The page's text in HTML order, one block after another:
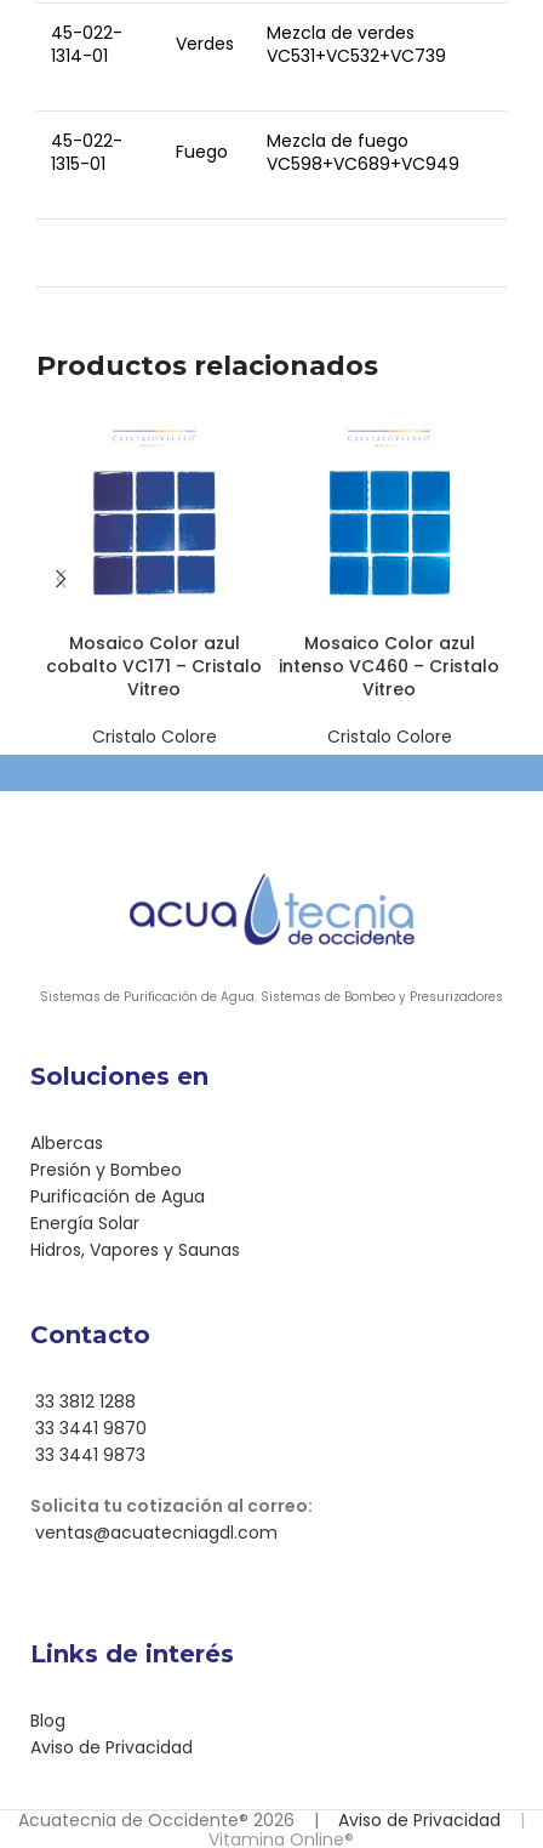
45-022-
1314-01
Verdes
Mezcla de verdes
VC531+VC532+VC739
45-022-
1315-01
Fuego
Mezcla de fuego
VC598+VC689+VC949
Productos relacionados
Mosaico Color azul
cobalto VC171 – Cristalo
Vitreo
Cristalo Colore
Mosaico Color azul
intenso VC460 – Cristalo
Vitreo
Cristalo Colore
Sistemas de Purificación de Agua. Sistemas de Bombeo y Presurizadores
Soluciones en
Albercas
Presión y Bombeo
Purificación de Agua
Energía Solar
Hidros, Vapores y Saunas
Contacto
33 3812 1288
33 3441 9870
33 3441 9873
Solicita tu cotización al correo:
ventas@acuatecniagdl.com
Links de interés
Blog
Aviso de Privacidad
Acuatecnia de Occidente® 2026 | Aviso de Privacidad
|
Vitamina Online®